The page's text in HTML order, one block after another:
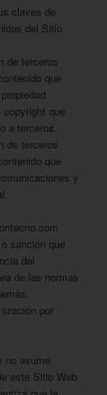
claves de
del Sitio
de terceros
que
que
a terceros.
de terceros
que
y
sanción que
del
de las normas
por
no asume
este Sitio Web